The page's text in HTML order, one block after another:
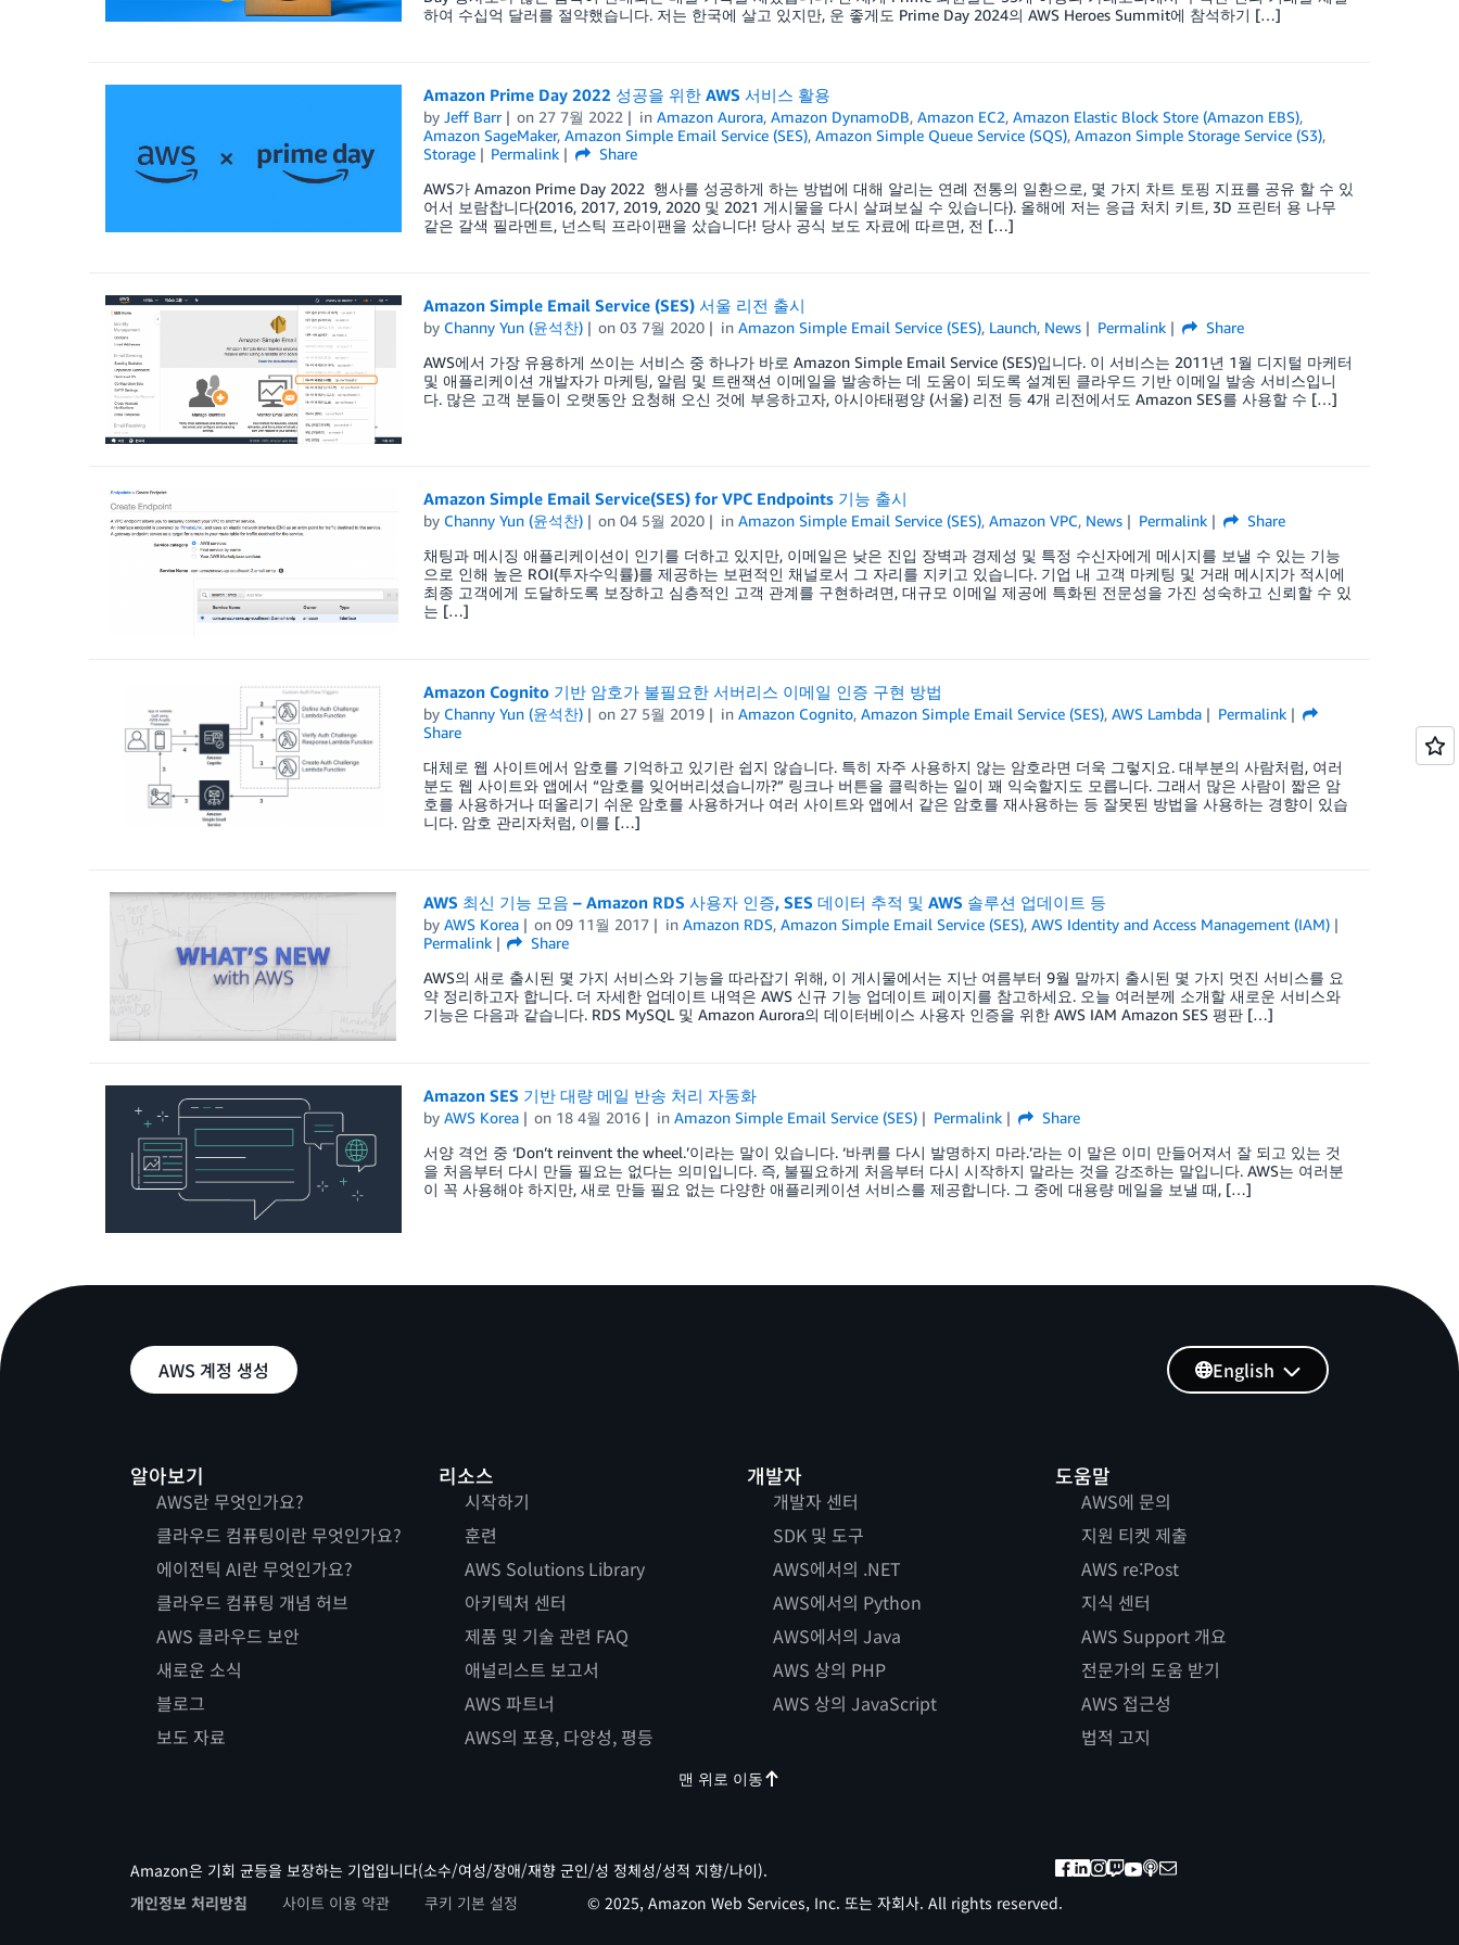
하여 수십억 달러를 절약했습니다. 저는 한국에 살고 있지만, 운 좋게도 Prime Day 2024의 AWS Heroes Summit에 참석하기 […]
Amazon Prime Day 2022 성공을 위한 AWS 서비스 활용
by Jeff Barr on 27 7월 2022 inAmazon Aurora,Amazon DynamoDB,Amazon EC2,Amazon Elastic Block Store (Amazon EBS),
Amazon SageMaker, Amazon Simple Email Service (SES), Amazon Simple Queue Service (SQS), Amazon Simple Storage Service (S3),
Storage
Permalink
Share
AWS가 Amazon Prime Day 2022 행사를 성공하게 하는 방법에 대해 알리는 연례 전통의 일환으로, 몇 가지 차트 토핑 지표를 공유 할 수 있
어서 보람찹니다(2016, 2017, 2019, 2020 및 2021 게시물을 다시 살펴보실 수 있습니다). 올해에 저는 응급 처치 키트, 3D 프린터 용 나무
같은 갈색 필라멘트, 넌스틱 프라이팬을 샀습니다! 당사 공식 보도 자료에 따르면, 전 […]
Amazon Simple Email Service (SES) 서울 리전 출시
by Channy Yun (윤석찬) on03 7월 2020 inAmazon Simple Email Service (SES), Launch, News Permalink
Share
AWS에서 가장 유용하게 쓰이는 서비스 중 하나가 바로 Amazon Simple Email Service (SES)입니다. 이 서비스는 2011년 1월 디지털 마케터
및 애플리케이션 개발자가 마케팅, 알림 및 트랜잭션 이메일을 발송하는 데 도움이 되도록 설계된 클라우드 기반 이메일 발송 서비스입니
다. 많은 고객 분들이 오랫동안 요청해 오신 것에 부응하고자, 아시아태평양 (서울) 리전 등 4개 리전에서도 Amazon SES를 사용할 수 […]
Amazon Simple Email Service(SES) for VPC Endpoints 기능 출시
by Channy Yun (윤석찬) on04 5월 2020 inAmazon Simple Email Service (SES),Amazon VPC, News Permalink
Share
채팅과 메시징 애플리케이션이 인기를 더하고 있지만, 이메일은 낮은 진입 장벽과 경제성 및 특정 수신자에게 메시지를 보낼 수 있는 기능
으로 인해 높은 ROI(투자수익률)를 제공하는 보편적인 채널로서 그 자리를 지키고 있습니다. 기업 내 고객 마케팅 및 거래 메시지가 적시에
최종 고객에게 도달하도록 보장하고 심층적인 고객 관계를 구현하려면, 대규모 이메일 제공에 특화된 전문성을 가진 성숙하고 신뢰할 수 있
는 […]
Amazon Cognito 기반 암호가 불필요한 서버리스 이메일 인증 구현 방법
by Channy Yun (윤석찬) on 27 5월 2019 inAmazon Cognito,Amazon Simple Email Service (SES),AWS Lambda
Permalink
Share
대체로 웹 사이트에서 암호를 기억하고 있기란 쉽지 않습니다. 특히 자주 사용하지 않는 암호라면 더욱 그렇지요. 대부분의 사람처럼, 여러
분도 웹 사이트와 앱에서 “암호를 잊어버리셨습니까?” 링크나 버튼을 클릭하는 일이 꽤 익숙할지도 모릅니다. 그래서 많은 사람이 짧은 암
호를 사용하거나 떠올리기 쉬운 암호를 사용하거나 여러 사이트와 앱에서 같은 암호를 재사용하는 등 잘못된 방법을 사용하는 경향이 있습
니다. 암호 관리자처럼, 이를 […]
AWS 최신 기능 모음 – Amazon RDS 사용자 인증, SES 데이터 추적 및 AWS 솔루션 업데이트 등
by AWS Korea on09 11월 2017 inAmazon RDS,Amazon Simple Email Service (SES),AWS Identity and Access Management (IAM)
Permalink
Share
AWS의 새로 출시된 몇 가지 서비스와 기능을 따라잡기 위해, 이 게시물에서는 지난 여름부터 9월 말까지 출시된 몇 가지 멋진 서비스를 요
약 정리하고자 합니다. 더 자세한 업데이트 내역은 AWS 신규 기능 업데이트 페이지를 참고하세요. 오늘 여러분께 소개할 새로운 서비스와
기능은 다음과 같습니다. RDS MySQL 및 Amazon Aurora의 데이터베이스 사용자 인증을 위한 AWS IAM Amazon SES 평판 […]
Amazon SES 기반 대량 메일 반송 처리 자동화
by AWS Korea on 18 4월 2016 inAmazon Simple Email Service (SES) Permalink
Share
서양 격언 중 ‘Don’t reinvent the wheel.’이라는 말이 있습니다. ‘바퀴를 다시 발명하지 마라.’라는 이 말은 이미 만들어져서 잘 되고 있는 것
을 처음부터 다시 만들 필요는 없다는 의미입니다. 즉, 불필요하게 처음부터 다시 시작하지 말라는 것을 강조하는 말입니다. AWS는 여러분
이 꼭 사용해야 하지만, 새로 만들 필요 없는 다양한 애플리케이션 서비스를 제공합니다. 그 중에 대용량 메일을 보낼 때, […]
AWS 계정 생성
알아보기
AWS란 무엇인가요?
클라우드 컴퓨팅이란 무엇인가요?
에이전틱 AI란 무엇인가요?
클라우드 컴퓨팅 개념 허브
AWS 클라우드 보안
새로운 소식
블로그
보도 자료
리소스
시작하기
훈련
AWS Solutions Library
아키텍처 센터
제품 및 기술 관련 FAQ
애널리스트 보고서
AWS 파트너
AWS의 포용, 다양성, 평등
개발자
개발자 센터
SDK 및 도구
AWS에서의 .NET
AWS에서의 Python
AWS에서의 Java
AWS 상의 PHP
AWS 상의 JavaScript
도움말
AWS에 문의
지원 티켓 제출
AWS re:Post
지식 센터
AWS Support 개요
전문가의 도움 받기
AWS 접근성
법적 고지
English
맨 위로 이동
Amazon은 기회 균등을 보장하는 기업입니다(소수/여성/장애/재향 군인/성 정체성/성적 지향/나이).
개인정보 처리방침
사이트 이용 약관 쿠키 기본 설정 © 2025, Amazon Web Services, Inc. 또는 자회사. All rights reserved.